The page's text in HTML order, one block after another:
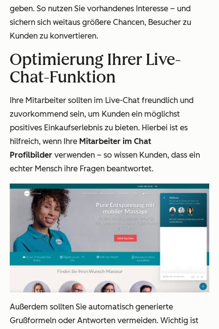
geben. So nutzen Sie vorhandenes Interesse – und
sichern sich weitaus größere Chancen, Besucher zu
Kunden zu konvertieren.
Optimierung Ihrer Live-
Chat-Funktion
Ihre Mitarbeiter sollten im Live-Chat freundlich und
zuvorkommend sein, um Kunden ein möglichst
positives Einkaufserlebnis zu bieten. Hierbei ist es
hilfreich, wenn Ihre Mitarbeiter im Chat
Profilbilder verwenden – so wissen Kunden, dass ein
echter Mensch ihre Fragen beantwortet.
Außerdem sollten Sie automatisch generierte
Grußformeln oder Antworten vermeiden. Wichtig ist